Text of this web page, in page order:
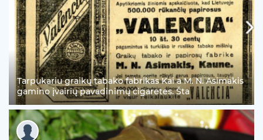
Tarpukariu graikų tabako fabrikas Kai a M. N. Asimakis
gamino įvairių pavadinimų cigaretes. Šta